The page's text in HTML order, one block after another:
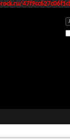
rock.ru/